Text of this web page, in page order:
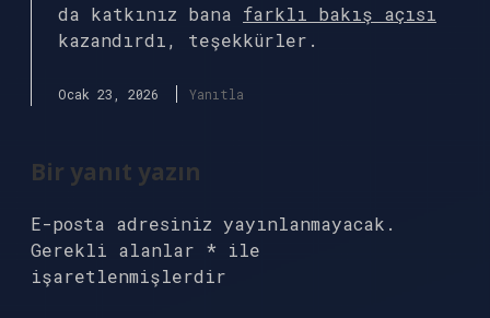
da katkınız bana farklı bakış açısı
kazandırdı, teşekkürler.
Ocak 23, 2026 Yanıtla
Bir yanıt yazın
E-posta adresiniz yayınlanmayacak.
Gerekli alanlar * ile
işaretlenmişlerdir